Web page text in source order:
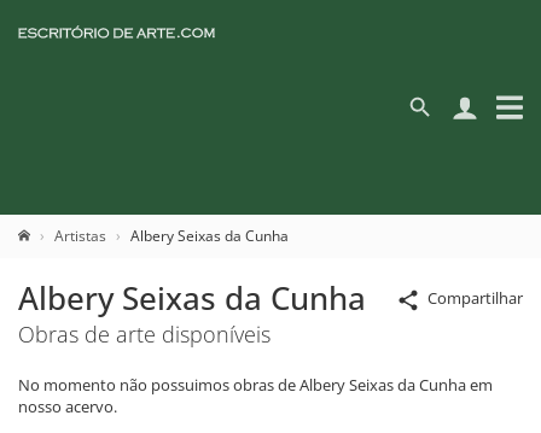
Artistas Albery Seixas da Cunha
Compartilhar
Albery Seixas da Cunha
Obras de arte disponíveis
No momento não possuimos obras de Albery Seixas da Cunha em
nosso acervo.